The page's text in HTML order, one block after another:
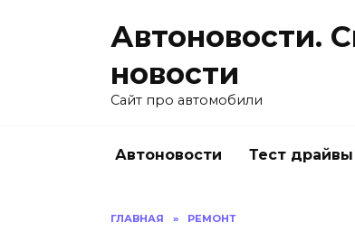
Автоновости.
новости
Сайт про автомобили
Автоновости Тест драйвы
ГЛАВНАЯ » РЕМОНТ